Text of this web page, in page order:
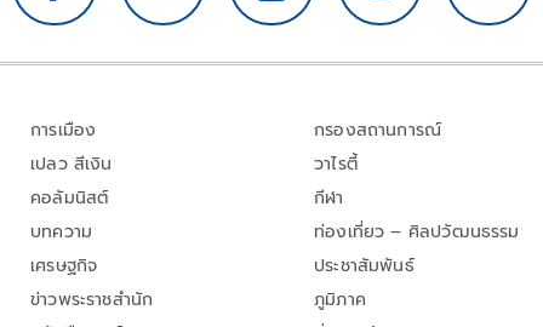
การเมือง
เปลว สีเงิน
คอลัมนิสต์
บทความ
เศรษฐกิจ
ข่าวพระราชสำนัก
กรองสถานการณ์
วาไรตี้
กีฬา
ท่องเที่ยว – ศิลปวัฒนธรรม
ประชาสัมพันธ์
ภูมิภาค